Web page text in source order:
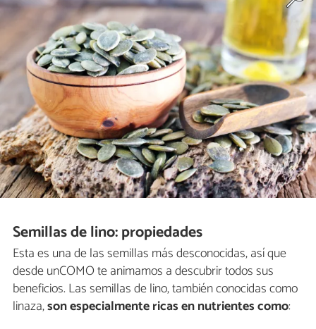
Semillas de lino: propiedades
Esta es una de las semillas más desconocidas, así que
desde unCOMO te animamos a descubrir todos sus
beneficios. Las semillas de lino, también conocidas como
linaza,son especialmente ricas en nutrientes como: